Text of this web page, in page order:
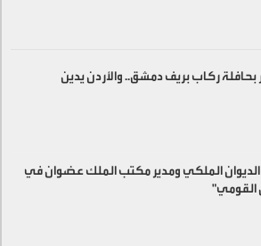
بحافلة ركاب بريف دمشق.. والأردن يدين
الملكي ومدير مكتب الملك عضوان في
القومي"